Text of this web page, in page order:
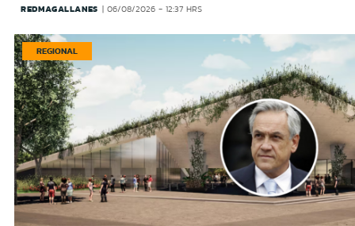
REDMAGALLANES 06/08/2026 - 12:37 HRS
REGIONAL